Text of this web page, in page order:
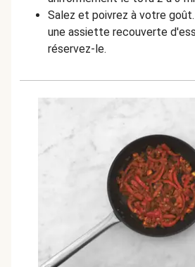
Salez et poivrez à votre
une assiette recouverte
réservez-le.